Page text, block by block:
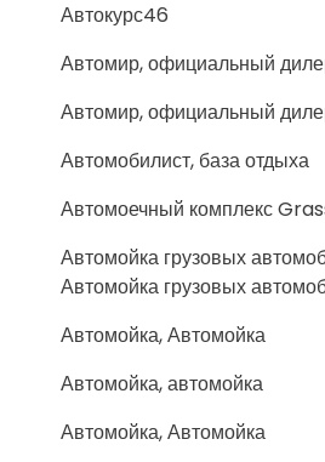
Автокурс46
Автомир, официальный
Автомир, официальный
Автомобилист, база отдыха
Автомоечный комплекс
Автомойка грузовых
Автомойка грузовых
Автомойка, Автомойка
Автомойка, автомойка
Автомойка, Автомойка